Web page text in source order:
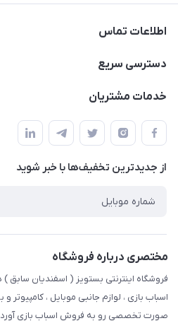
اطلاعات تماس
09123941837
دسترسی سریع
حساب کاربری
لیست محصولات
درباره ما
خدمات مشتریان
قوانین و مقررات
حریم خصوصی
راهنما
از جدید‌ترین تخفیف‌ها با‌ خبر شوید
مختصری درباره فروشگاه
صورت تخصصی رو به فروش اسباب بازی آورد